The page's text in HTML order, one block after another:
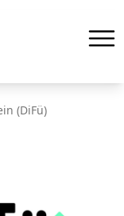
(DiFü)